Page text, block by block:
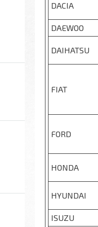
DACIA
DAEWOO
DAIHATSU
FIAT
FORD
HONDA
HYUNDAI
ISUZU